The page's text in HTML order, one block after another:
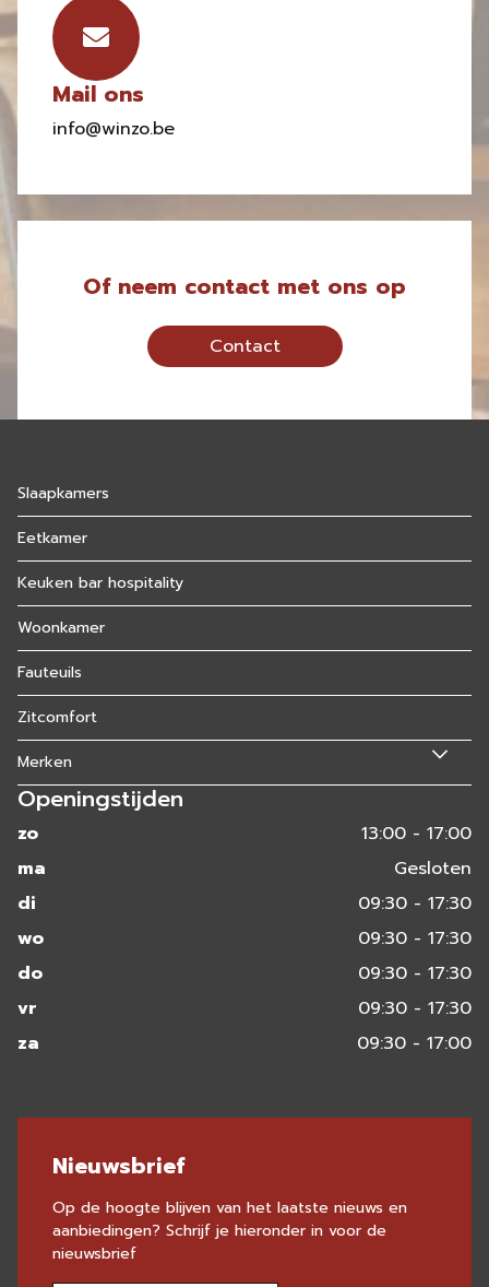
Mail ons
info@winzo.be
Of neem contact met ons op
Contact
Slaapkamers
Eetkamer
Keuken bar hospitality
Woonkamer
Fauteuils
Zitcomfort
Merken
Openingstijden
zo
13:00 - 17:00
ma
Gesloten
di
09:30 - 17:30
wo
09:30 - 17:30
do
09:30 - 17:30
vr
09:30 - 17:30
za
09:30 - 17:00
Nieuwsbrief
Op de hoogte blijven van het laatste nieuws en
aanbiedingen? Schrijf je hieronder in voor de
nieuwsbrief